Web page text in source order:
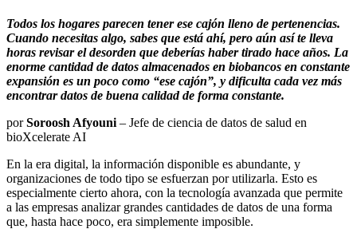
Todos los hogares parecen tener ese cajón lleno de pertenencias.
Cuando necesitas algo, sabes que está ahí, pero aún así te lleva
horas revisar el desorden que deberías haber tirado hace años. La
enorme cantidad de datos almacenados en biobancos en constante
expansión es un poco como “ese cajón”, y dificulta cada vez más
encontrar datos de buena calidad de forma constante.
porSoroosh Afyouni – Jefe de ciencia de datos de salud en
bioXcelerate AI
En la era digital, la información disponible es abundante, y
organizaciones de todo tipo se esfuerzan por utilizarla. Esto es
especialmente cierto ahora, con la tecnología avanzada que permite
a las empresas analizar grandes cantidades de datos de una forma
que, hasta hace poco, era simplemente imposible.